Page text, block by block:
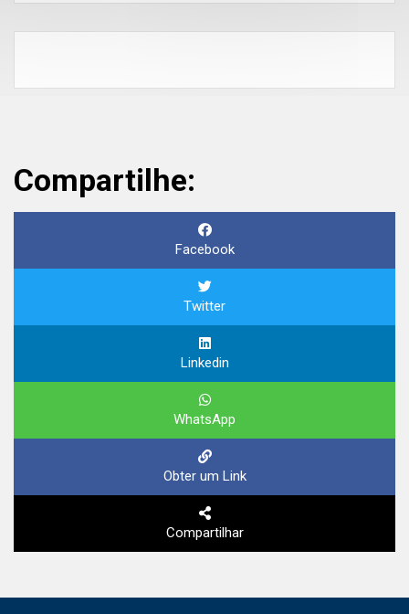
Compartilhe:
Facebook
Twitter
Linkedin
WhatsApp
Obter um Link
Compartilhar